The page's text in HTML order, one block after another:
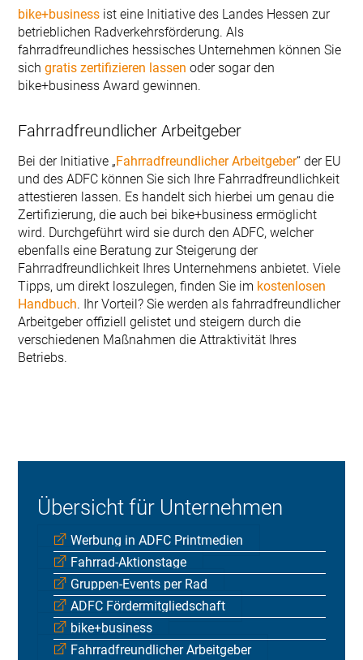
bike+business ist eine Initiative des Landes Hessen zur
betrieblichen Radverkehrsförderung. Als
fahrradfreundliches hessisches Unternehmen können Sie
sichgratis zertifizieren lassen oder sogar den
bike+business Award gewinnen.
Fahrradfreundlicher Arbeitgeber
Bei der Initiative „Fahrradfreundlicher Arbeitgeber“ der EU
und des ADFC können Sie sich Ihre Fahrradfreundlichkeit
attestieren lassen. Es handelt sich hierbei um genau die
Zertifizierung, die auch bei bike+business ermöglicht
wird. Durchgeführt wird sie durch den ADFC, welcher
ebenfalls eine Beratung zur Steigerung der
Fahrradfreundlichkeit Ihres Unternehmens anbietet. Viele
Tipps, um direkt loszulegen, finden Sie im kostenlosen
Handbuch. Ihr Vorteil? Sie werden als fahrradfreundlicher
Arbeitgeber offiziell gelistet und steigern durch die
verschiedenen Maßnahmen die Attraktivität Ihres
Betriebs.
Übersicht für Unternehmen
Werbung in ADFC Printmedien
Fahrrad-Aktionstage
Gruppen-Events per Rad
ADFC Fördermitgliedschaft
bike+business
Fahrradfreundlicher Arbeitgeber